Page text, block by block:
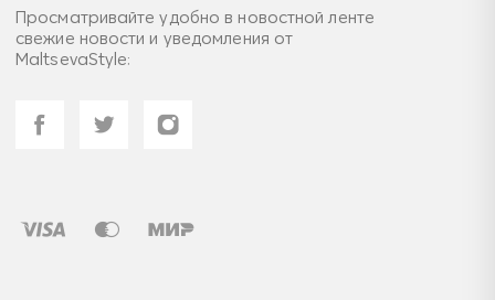
Просматривайте удобно в новостной ленте
свежие новости и уведомления от
MaltsevaStyle: